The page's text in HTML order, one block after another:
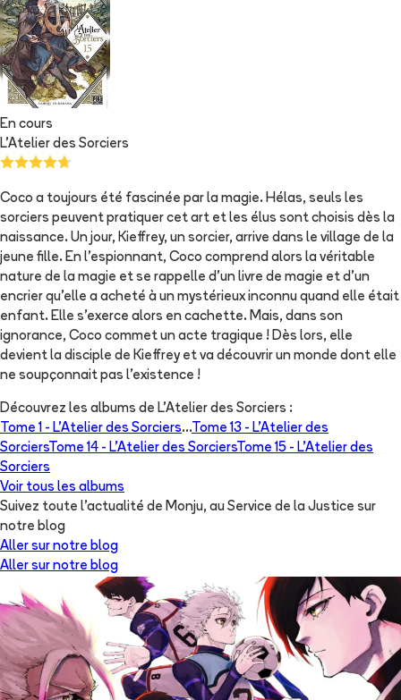
En cours
L'Atelier des Sorciers
Coco a toujours été fascinée par la magie. Hélas, seuls les
sorciers peuvent pratiquer cet art et les élus sont choisis dès la
naissance. Un jour, Kieffrey, un sorcier, arrive dans le village de la
jeune fille. En l'espionnant, Coco comprend alors la véritable
nature de la magie et se rappelle d'un livre de magie et d'un
encrier qu'elle a acheté à un mystérieux inconnu quand elle était
enfant. Elle s'exerce alors en cachette. Mais, dans son
ignorance, Coco commet un acte tragique ! Dès lors, elle
devient la disciple de Kieffrey et va découvrir un monde dont elle
ne soupçonnait pas l'existence !
Découvrez les albums de L'Atelier des Sorciers :
Tome 1 - L'Atelier des Sorciers...Tome 13 - L'Atelier des
SorciersTome 14 - L'Atelier des SorciersTome 15 - L'Atelier des
Sorciers
Voir tous les albums
Suivez toute l'actualité de Monju, au Service de la Justice sur
notre blog
Aller sur notre blog
Aller sur notre blog